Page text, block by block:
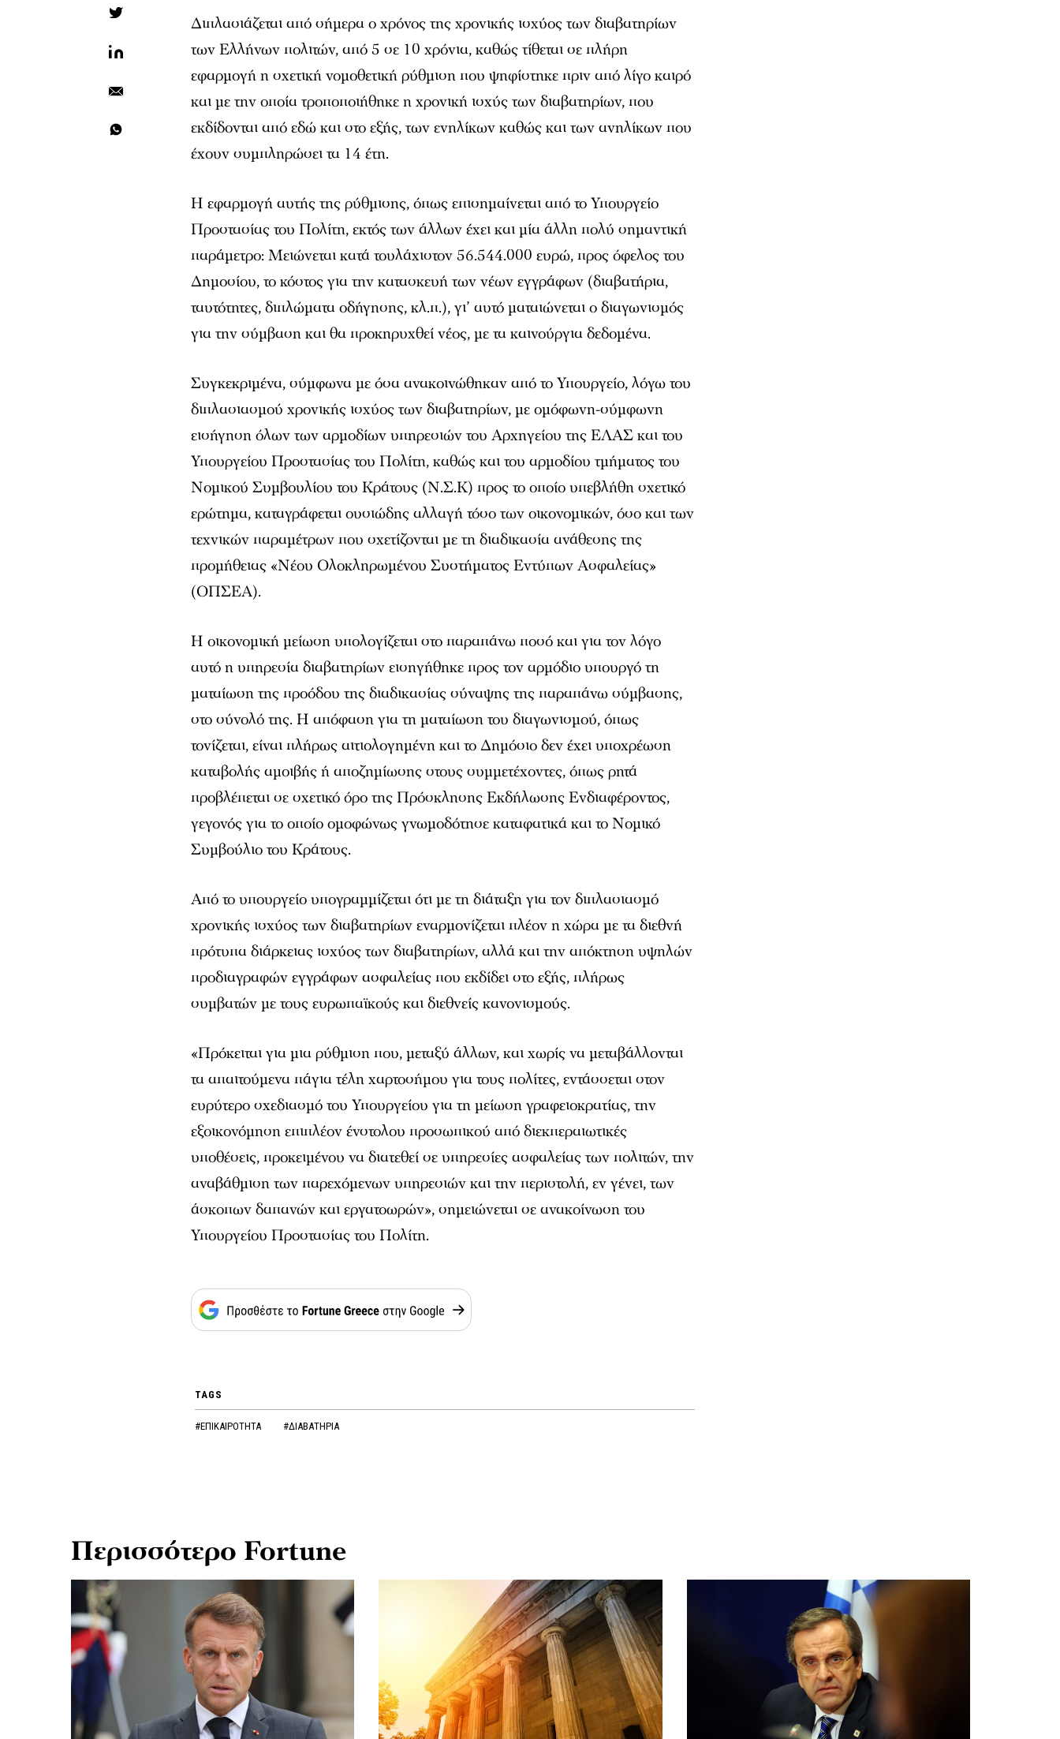
Διπλασιάζεται από σήμερα ο χρόνος της χρονικής ισχύος των διαβατηρίων
των Ελλήνων πολιτών, από 5 σε 10 χρόνια, καθώς τίθεται σε πλήρη
εφαρμογή η σχετική νομοθετική ρύθμιση που ψηφίστηκε πριν από λίγο καιρό
και με την οποία τροποποιήθηκε η χρονική ισχύς των διαβατηρίων, που
εκδίδονται από εδώ και στο εξής, των ενηλίκων καθώς και των ανηλίκων που
έχουν συμπληρώσει τα 14 έτη.
Η εφαρμογή αυτής της ρύθμισης, όπως επισημαίνεται από το Υπουργείο
Προστασίας του Πολίτη, εκτός των άλλων έχει και μία άλλη πολύ σημαντική
παράμετρο: Μειώνεται κατά τουλάχιστον 56.544.000 ευρώ, προς όφελος του
Δημοσίου, το κόστος για την κατασκευή των νέων εγγράφων (διαβατήρια,
ταυτότητες, διπλώματα οδήγησης, κλ.π.), γι’ αυτό ματαιώνεται ο διαγωνισμός
για την σύμβαση και θα προκηρυχθεί νέος, με τα καινούργια δεδομένα.
Συγκεκριμένα, σύμφωνα με όσα ανακοινώθηκαν από το Υπουργείο, λόγω του
διπλασιασμού χρονικής ισχύος των διαβατηρίων, με ομόφωνη-σύμφωνη
εισήγηση όλων των αρμοδίων υπηρεσιών του Αρχηγείου της ΕΛΑΣ και του
Υπουργείου Προστασίας του Πολίτη, καθώς και του αρμοδίου τμήματος του
Νομικού Συμβουλίου του Κράτους (Ν.Σ.Κ) προς το οποίο υπεβλήθη σχετικό
ερώτημα, καταγράφεται ουσιώδης αλλαγή τόσο των οικονομικών, όσο και των
τεχνικών παραμέτρων που σχετίζονται με τη διαδικασία ανάθεσης της
προμήθειας «Νέου Ολοκληρωμένου Συστήματος Εντύπων Ασφαλείας»
(ΟΠΣΕΑ).
Η οικονομική μείωση υπολογίζεται στο παραπάνω ποσό και για τον λόγο
αυτό η υπηρεσία διαβατηρίων εισηγήθηκε προς τον αρμόδιο υπουργό τη
ματαίωση της προόδου της διαδικασίας σύναψης της παραπάνω σύμβασης,
στο σύνολό της. Η απόφαση για τη ματαίωση του διαγωνισμού, όπως
τονίζεται, είναι πλήρως αιτιολογημένη και το Δημόσιο δεν έχει υποχρέωση
καταβολής αμοιβής ή αποζημίωσης στους συμμετέχοντες, όπως ρητά
προβλέπεται σε σχετικό όρο της Πρόσκλησης Εκδήλωσης Ενδιαφέροντος,
γεγονός για το οποίο ομοφώνως γνωμοδότησε καταφατικά και το Νομικό
Συμβούλιο του Κράτους.
Από το υπουργείο υπογραμμίζεται ότι με τη διάταξη για τον διπλασιασμό
χρονικής ισχύος των διαβατηρίων εναρμονίζεται πλέον η χώρα με τα διεθνή
πρότυπα διάρκειας ισχύος των διαβατηρίων, αλλά και την απόκτηση υψηλών
προδιαγραφών εγγράφων ασφαλείας που εκδίδει στο εξής, πλήρως
συμβατών με τους ευρωπαϊκούς και διεθνείς κανονισμούς.
«Πρόκειται για μια ρύθμιση που, μεταξύ άλλων, και χωρίς να μεταβάλλονται
τα απαιτούμενα πάγια τέλη χαρτοσήμου για τους πολίτες, εντάσσεται στον
ευρύτερο σχεδιασμό του Υπουργείου για τη μείωση γραφειοκρατίας, την
εξοικονόμηση επιπλέον ένστολου προσωπικού από διεκπεραιωτικές
υποθέσεις, προκειμένου να διατεθεί σε υπηρεσίες ασφαλείας των πολιτών, την
αναβάθμιση των παρεχόμενων υπηρεσιών και την περιστολή, εν γένει, των
άσκοπων δαπανών και εργατοωρών», σημειώνεται σε ανακοίνωση του
Υπουργείου Προστασίας του Πολίτη.
TAGS
#ΕΠΙΚΑΙΡΟΤΗΤΑ #ΔΙΑΒΑΤΗΡΙΑ
Περισσότερο Fortune